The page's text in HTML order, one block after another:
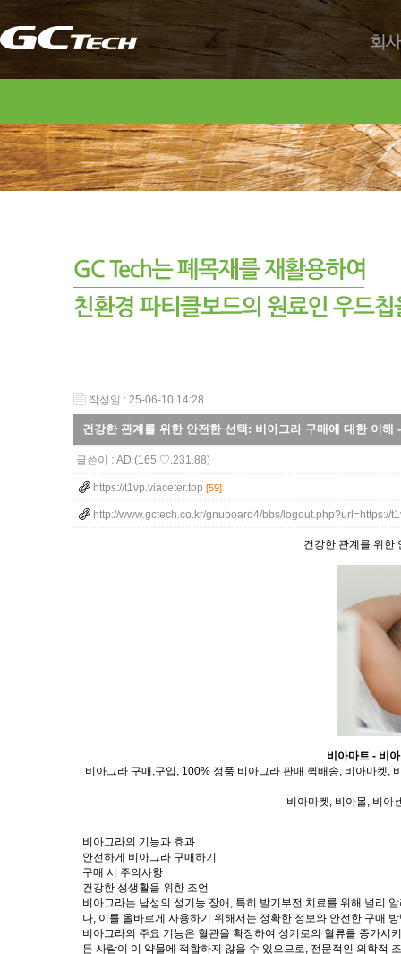
회사
작성일 : 25-06-10 14:28
건강한 관계를 위한 안전한 선택: 비아그라 구매에 대한 이해
글쓴이 : AD (165.♡.231.88)
https://t1vp.viaceter.top [59]
http://www.gctech.co.kr/gnuboard4/bbs/logout.php?url=https://
건강한 관계를 위한
비아마트 - 비
비아그라 구매,구입, 100% 정품 비아그라 판매 퀵배송, 비아마켓,
비아마켓, 비아몰, 비아
비아그라의 기능과 효과
안전하게 비아그라 구매하기
구매 시 주의사항
건강한 성생활을 위한 조언
비아그라는 남성의 성기능 장애, 특히 발기부전 치료를 위해 널리
나, 이를 올바르게 사용하기 위해서는 정확한 정보와 안전한 구매
비아그라의 주요 기능은 혈관을 확장하여 성기로의 혈류를 증가시
든 사람이 이 약물에 적합하지 않을 수 있으므로, 전문적인 의학적